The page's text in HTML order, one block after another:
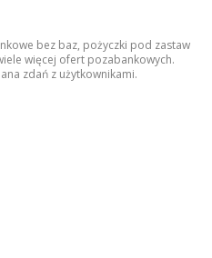
bez baz, pożyczki pod zastaw
więcej ofert pozabankowych.
zdań z użytkownikami.